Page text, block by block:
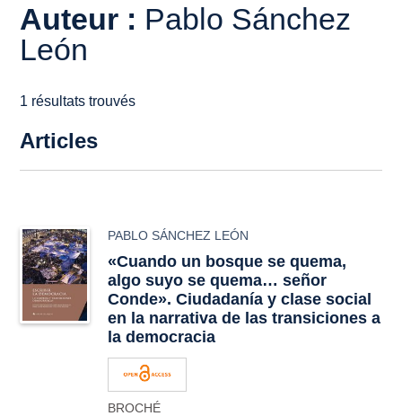
Auteur : Pablo Sánchez
León
1 résultats trouvés
Articles
PABLO SÁNCHEZ LEÓN
«Cuando un bosque se quema,
algo suyo se quema… señor
Conde». Ciudadanía y clase social
en la narrativa de las transiciones a
la democracia
BROCHÉ